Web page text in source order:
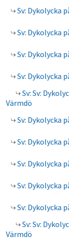
Sv: Dykolycka
Sv: Dykolycka
Sv: Dykolycka
Sv: Dykolycka
Sv: Sv:
Värmdö
Sv: Dykolycka
Sv: Dykolycka
Sv: Dykolycka
Sv: Dykolycka
Sv: Dykolycka
Sv: Sv:
Värmdö